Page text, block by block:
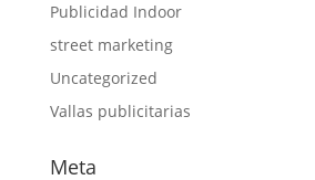
Publicidad Indoor
street marketing
Uncategorized
Vallas publicitarias
Meta